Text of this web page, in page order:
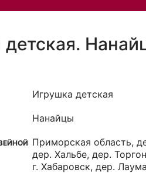
Игрушка детская
Нанайцы
Приморская область,
дер. Хальбе, дер.
г. Хабаровск, дер.